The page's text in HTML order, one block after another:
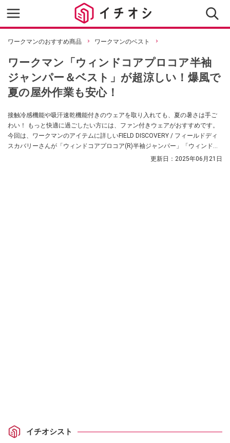
ワークマンのおすすめ商品 ワークマンのベスト
ワークマン「ウィンドコアプロコア半袖
ジャンパー＆ベスト」が超涼しい！爆風で
夏の屋外作業も安心！
接触冷感機能や吸汗速乾機能付きのウェアを取り入れても、夏の暑さは手ご
わい！ もっと快適に過ごしたい方には、ファン付きウェアがおすすめです。
今回は、ワークマンのアイテムに詳しいFIELD DISCOVERY / フィールドディ
スカバリーさんが「ウィンドコアプロコア(R)半袖ジャンパー」「ウィンドコ
アプロコア(R)ベスト」をおすすめしてくれました！ ぜひチェックしてみてく
更新日： 2025年06月21日
イチオシスト